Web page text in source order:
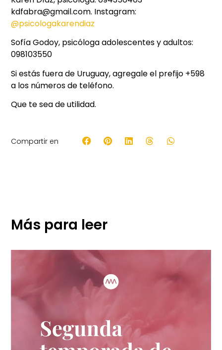
kdfabra@gmail.com. Instagram:
@psicologakarendiaz
Sofía Godoy, psicóloga adolescentes y adultos:
098103550
Si estás fuera de Uruguay, agregale el prefijo +598
a los números de teléfono.
Que te sea de utilidad.
Compartir en
Más para leer